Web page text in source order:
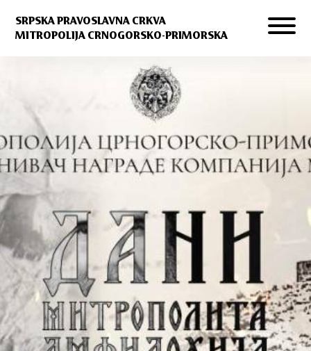
SRPSKA PRAVOSLAVNA CRKVA
MITROPOLIJA CRNOGORSKO-PRIMORSKA